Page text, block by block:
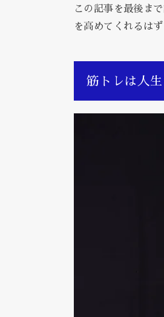
この記事を最後ま
を高めてくれるはず
筋トレは人